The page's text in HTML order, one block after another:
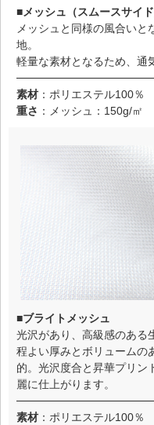
■メッシュ（スムースサイド
メッシュと同様の風合い
地。
軽量な素材となるため、通
素材 ：ポリエステル100％
重さ ：メッシュ：150g/㎡
■ブライトメッシュ
光沢があり、高級感のある
程よい厚みとボリュームの
的。光沢度合と昇華プリン
麗に仕上がります。
素材 ：ポリエステル100％